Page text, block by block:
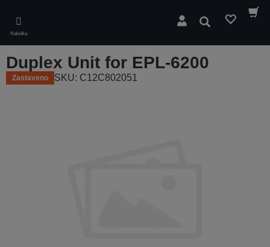
main
content
Nabídka
Hledat
Duplex Unit for EPL-6200
Zastaveno SKU: C12C802051